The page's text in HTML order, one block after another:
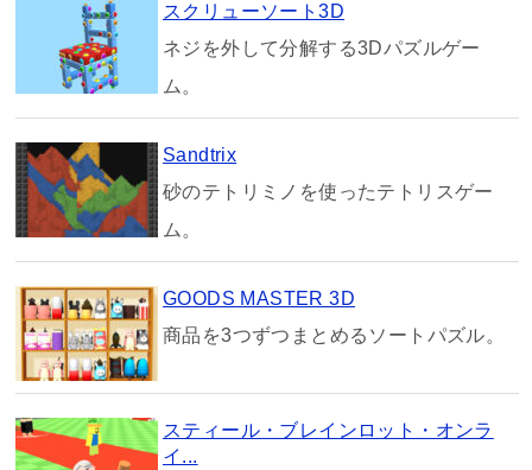
スクリューソート3D
ネジを外して分解する3Dパズルゲー
ム。
Sandtrix
砂のテトリミノを使ったテトリスゲー
ム。
GOODS MASTER 3D
商品を3つずつまとめるソートパズル。
スティール・ブレインロット・オンラ
イ...